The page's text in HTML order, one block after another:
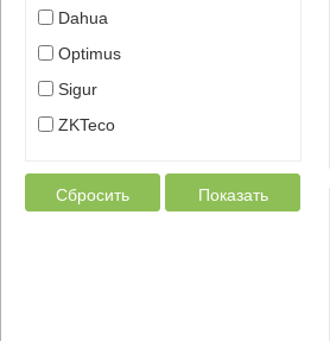
Dahua
Optimus
Sigur
ZKTeco
Сбросить Показать